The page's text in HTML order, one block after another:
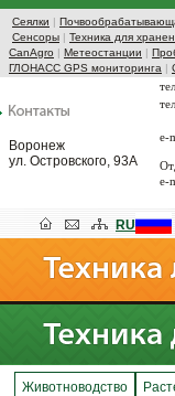
Сеялки |
Сенсоры | Техника для
CanAgro | Метеостанции |
ГЛОНАСС GPS мониторинга |
Воронеж
ул. Островского, 93А
e-
e-
RU
Животноводство